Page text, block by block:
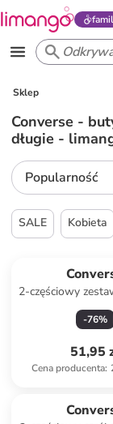
Sklep
Converse -
długie -
Popularność
SALE Kobieta
2-częściowy
niebieskim
-76%
51,95
Cena producenta: